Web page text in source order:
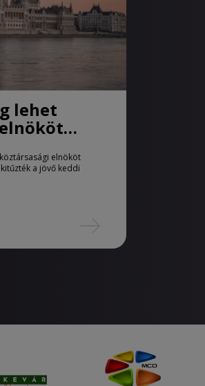
lehet
elnököt
a jövő keddi